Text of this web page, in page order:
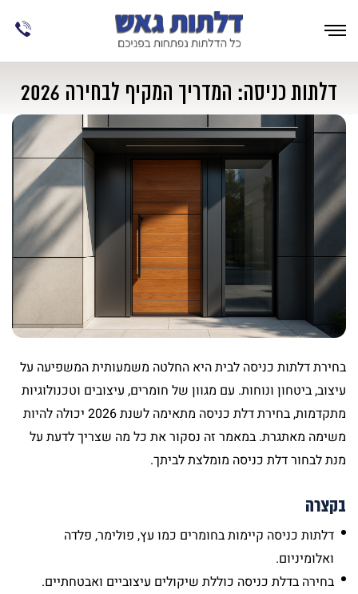
דלתות כניסה: המדריך המקיף לבחירה 2026
בחירת דלתות כניסה לבית היא החלטה משמעותית המשפיעה על
עיצוב, ביטחון ונוחות. עם מגוון של חומרים, עיצובים וטכנולוגיות
מתקדמות, בחירת דלת כניסה מתאימה לשנת 2026 יכולה להיות
משימה מאתגרת. במאמר זה נסקור את כל מה שצריך לדעת על
מנת לבחור דלת כניסה מומלצת לביתך.
בקצרה
דלתות כניסה קיימות בחומרים כמו עץ, פולימר, פלדה
ואלומיניום.
בחירה בדלת כניסה כוללת שיקולים עיצוביים ואבטחתיים.